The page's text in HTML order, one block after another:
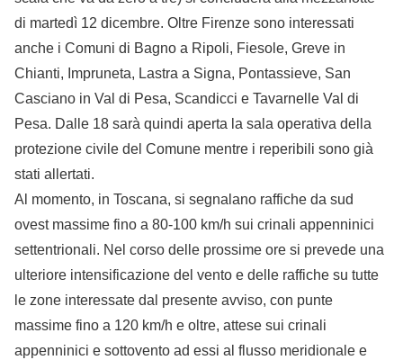
di martedì 12 dicembre. Oltre Firenze sono interessati
anche i Comuni di Bagno a Ripoli, Fiesole, Greve in
Chianti, Impruneta, Lastra a Signa, Pontassieve, San
Casciano in Val di Pesa, Scandicci e Tavarnelle Val di
Pesa. Dalle 18 sarà quindi aperta la sala operativa della
protezione civile del Comune mentre i reperibili sono già
stati allertati.
Al momento, in Toscana, si segnalano raffiche da sud
ovest massime fino a 80-100 km/h sui crinali appenninici
settentrionali. Nel corso delle prossime ore si prevede una
ulteriore intensificazione del vento e delle raffiche su tutte
le zone interessate dal presente avviso, con punte
massime fino a 120 km/h e oltre, attese sui crinali
appenninici e sottovento ad essi al flusso meridionale e